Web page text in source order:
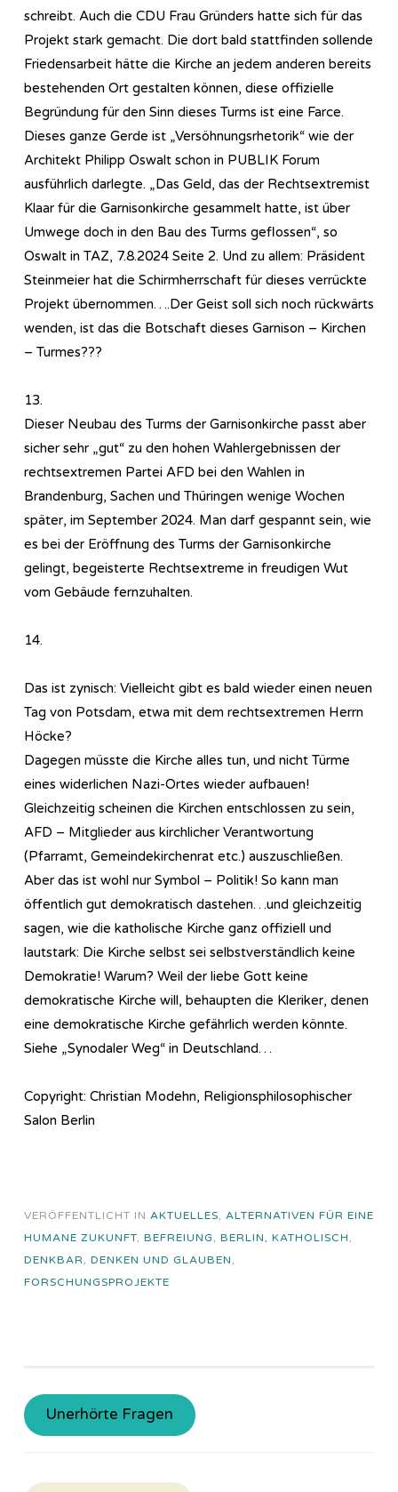
schreibt. Auch die CDU Frau Gründers hatte sich für das
Projekt stark gemacht. Die dort bald stattfinden sollende
Friedensarbeit hätte die Kirche an jedem anderen bereits
bestehenden Ort gestalten können, diese offizielle
Begründung für den Sinn dieses Turms ist eine Farce.
Dieses ganze Gerde ist „Versöhnungsrhetorik“ wie der
Architekt Philipp Oswalt schon in PUBLIK Forum
ausführlich darlegte. „Das Geld, das der Rechtsextremist
Klaar für die Garnisonkirche gesammelt hatte, ist über
Umwege doch in den Bau des Turms geflossen“, so
Oswalt in TAZ, 7.8.2024 Seite 2. Und zu allem: Präsident
Steinmeier hat die Schirmherrschaft für dieses verrückte
Projekt übernommen….Der Geist soll sich noch rückwärts
wenden, ist das die Botschaft dieses Garnison – Kirchen
– Turmes???
13.
Dieser Neubau des Turms der Garnisonkirche passt aber
sicher sehr „gut“ zu den hohen Wahlergebnissen der
rechtsextremen Partei AFD bei den Wahlen in
Brandenburg, Sachen und Thüringen wenige Wochen
später, im September 2024. Man darf gespannt sein, wie
es bei der Eröffnung des Turms der Garnisonkirche
gelingt, begeisterte Rechtsextreme in freudigen Wut
vom Gebäude fernzuhalten.
14.
Das ist zynisch: Vielleicht gibt es bald wieder einen neuen
Tag von Potsdam, etwa mit dem rechtsextremen Herrn
Höcke?
Dagegen müsste die Kirche alles tun, und nicht Türme
eines widerlichen Nazi-Ortes wieder aufbauen!
Gleichzeitig scheinen die Kirchen entschlossen zu sein,
AFD – Mitglieder aus kirchlicher Verantwortung
(Pfarramt, Gemeindekirchenrat etc.) auszuschließen.
Aber das ist wohl nur Symbol – Politik! So kann man
öffentlich gut demokratisch dastehen…und gleichzeitig
sagen, wie die katholische Kirche ganz offiziell und
lautstark: Die Kirche selbst sei selbstverständlich keine
Demokratie! Warum? Weil der liebe Gott keine
demokratische Kirche will, behaupten die Kleriker, denen
eine demokratische Kirche gefährlich werden könnte.
Siehe „Synodaler Weg“ in Deutschland…
Copyright: Christian Modehn, Religionsphilosophischer
Salon Berlin
VERÖFFENTLICHT IN AKTUELLES, ALTERNATIVEN FÜR EINE
HUMANE ZUKUNFT, BEFREIUNG, BERLIN, KATHOLISCH,
DENKBAR, DENKEN UND GLAUBEN,
FORSCHUNGSPROJEKTE
Unerhörte Fragen